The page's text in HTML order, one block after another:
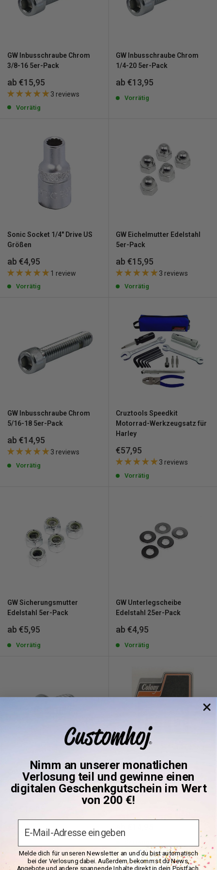
GW Inbusschraube Chrom
3/8-16 5er-Pack
Sonderpreis
ab €15,95
3 reviews
Vorrätig
GW Inbusschraube Chrom
1/4-20 5er-Pack
Sonderpreis
ab €13,95
Vorrätig
Sonic Socket 1/4" Drive US
Größen
Sonderpreis
ab €4,95
1 review
Vorrätig
GW Eichelmutter Edelstahl
5er-Pack
Sonderpreis
ab €15,95
3 reviews
Vorrätig
GW Inbusschraube Chrom
5/16-18 5er-Pack
Sonderpreis
ab €14,95
3 reviews
Vorrätig
Cruztools Speedkit
Motorrad-Werkzeugsatz für
Harley
Sonderpreis
€57,95
3 reviews
Vorrätig
GW Sicherungsmutter
Edelstahl 5er-Pack
Sonderpreis
ab €5,95
Vorrätig
GW Unterlegscheibe
Edelstahl 25er-Pack
Sonderpreis
ab €4,95
Vorrätig
Colony Innensechskant-
Schraube Knopfkopf Chrom
1/4-20 10er-Pack
Colony Hintere
Bremsscheibe Montagesatz
für Harley
Nimm an unserer monatlichen
Verlosung teil und gewinne einen
digitalen Geschenkgutschein im Wert
von 200 €!
Melde dich für unseren Newsletter an und du bist automatisch
bei der Verlosung dabei. Außerdem bekommst du News,
Angebote und andere spannende Inhalte direkt in dein Postfach.